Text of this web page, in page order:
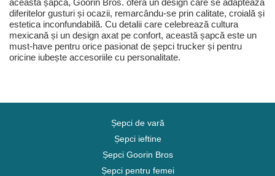
această șapcă, Goorin Bros. oferă un design care se adaptează
diferitelor gusturi și ocazii, remarcându-se prin calitate, croială și
estetica inconfundabilă. Cu detalii care celebrează cultura
mexicană și un design axat pe confort, această șapcă este un
must-have pentru orice pasionat de șepci trucker și pentru
oricine iubește accesoriile cu personalitate.
Șepci de vară
Șepci ieftine
Șepci Goorin Bros
Șepci pentru femei